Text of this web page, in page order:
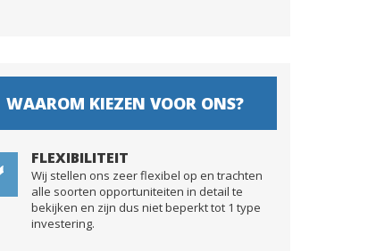
WAAROM KIEZEN VOOR ONS?
FLEXIBILITEIT
Wij stellen ons zeer flexibel op en trachten
alle soorten opportuniteiten in detail te
bekijken en zijn dus niet beperkt tot 1 type
investering.